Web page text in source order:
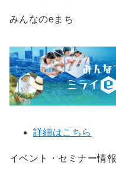
みんなのeまち
詳細はこちら
イベント・セミナー情報